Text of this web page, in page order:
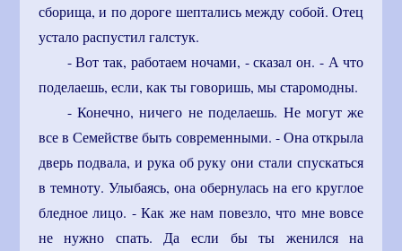
сборища, и по дороге шептались между собой. Отец
устало распустил галстук.
- Вот так, работаем ночами, - сказал он. - А что
поделаешь, если, как ты говоришь, мы старомодны.
- Конечно, ничего не поделаешь. Не могут же
все в Семействе быть современными. - Она открыла
дверь подвала, и рука об руку они стали спускаться
в темноту. Улыбаясь, она обернулась на его круглое
бледное лицо. - Как же нам повезло, что мне вовсе
не нужно спать. Да если бы ты женился на